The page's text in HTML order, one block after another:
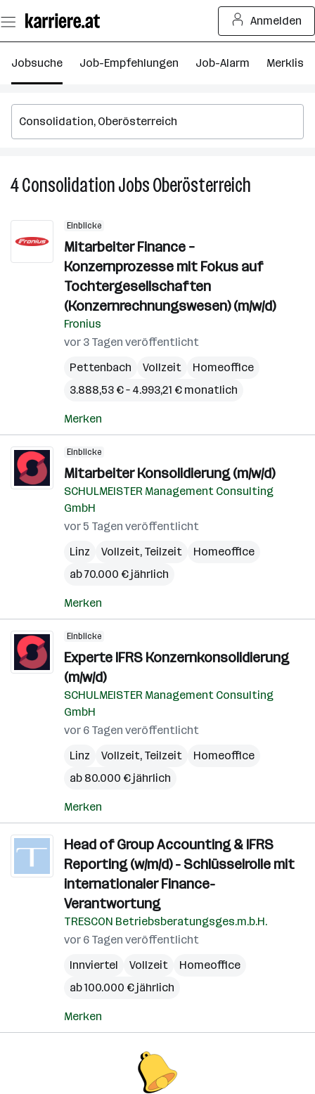
Seiteninhalt
springen
Anmelden
Jobsuche Job-Empfehlungen Job-Alarm Merkliste
4ConsolidationJobsOberösterreich
Einblicke
Mitarbeiter Finance –
Konzernprozesse mit Fokus auf
Tochtergesellschaften
(Konzernrechnungswesen) (m/w/d)
Fronius
vor 3 Tagen veröffentlicht
Pettenbach
Vollzeit
Homeoffice
3.888,53 € – 4.993,21 € monatlich
Merken
Einblicke
Mitarbeiter Konsolidierung (m/w/d)
SCHULMEISTER Management Consulting
GmbH
vor 5 Tagen veröffentlicht
Linz
Vollzeit, Teilzeit
Homeoffice
ab 70.000 € jährlich
Merken
Einblicke
Experte IFRS Konzernkonsolidierung
(m/w/d)
SCHULMEISTER Management Consulting
GmbH
vor 6 Tagen veröffentlicht
Linz
Vollzeit, Teilzeit
Homeoffice
ab 80.000 € jährlich
Merken
Head of Group Accounting & IFRS
Reporting (w/m/d) - Schlüsselrolle mit
internationaler Finance-
Verantwortung
TRESCON Betriebsberatungsges.m.b.H.
vor 6 Tagen veröffentlicht
Innviertel
Vollzeit
Homeoffice
ab 100.000 € jährlich
Merken